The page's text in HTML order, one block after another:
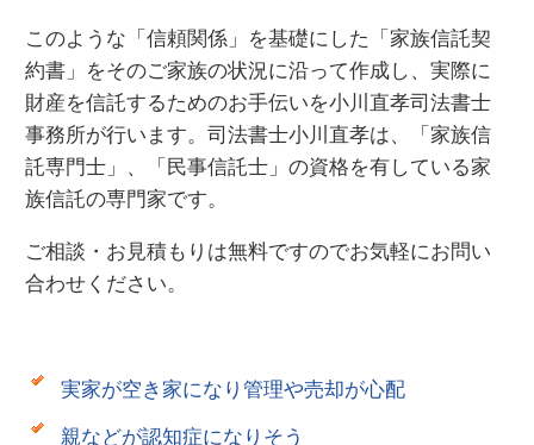
このような「信頼関係」を基礎にした「家族信託契
約書」をそのご家族の状況に沿って作成し、実際に
財産を信託するためのお手伝いを小川直孝司法書士
事務所が行います。司法書士小川直孝は、「家族信
託専門士」、「民事信託士」の資格を有している家
族信託の専門家です。
ご相談・お見積もりは無料ですのでお気軽にお問い
合わせください。
実家が空き家になり管理や売却が心配
親などが認知症になりそう